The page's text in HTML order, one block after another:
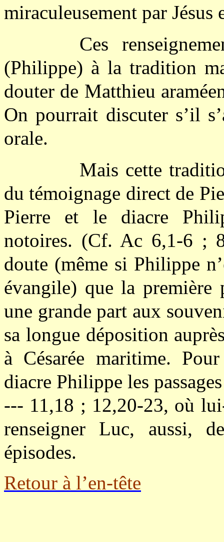
miraculeusement par
Ces
(Philippe) à la tradition
douter de Matthieu
On pourrait discuter s’il
orale.
Mais cette
du témoignage direct de
Pierre et le diacre
notoires. (Cf. Ac 6,1-6 ;
doute (même si Philippe
évangile) que la
une grande part aux
sa longue déposition
à Césarée maritime.
diacre Philippe les
--- 11,18 ; 12,20-23, où
renseigner Luc, aussi,
épisodes.
Retour à l’en-tête